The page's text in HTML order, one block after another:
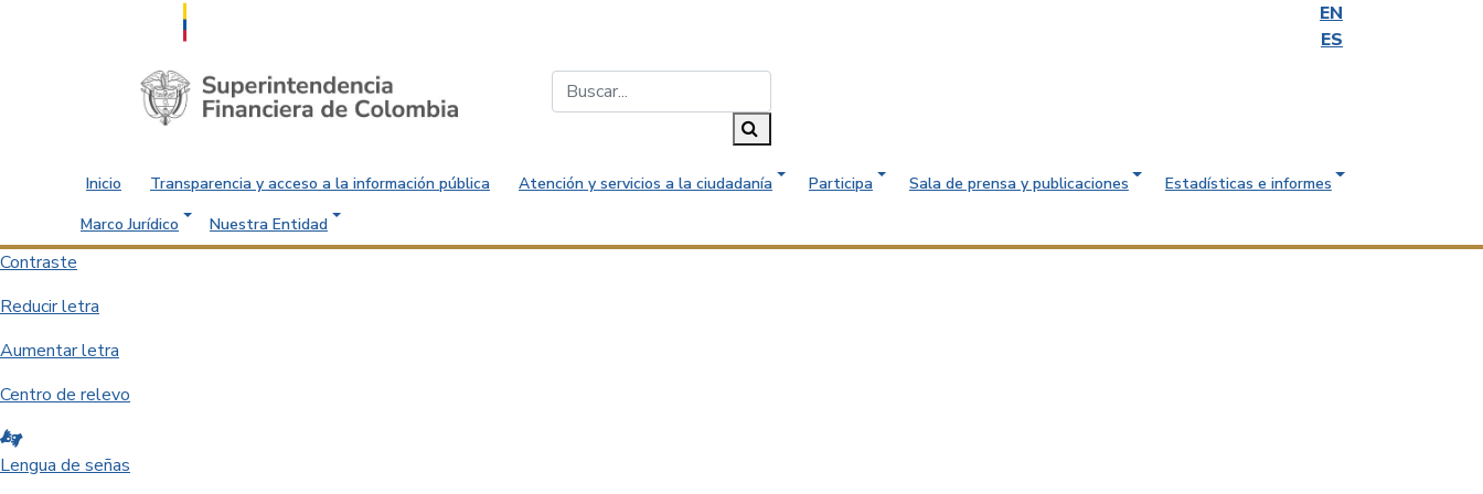
EN
ES
Saltar al contenido principal
Inicio Transparencia y acceso a la información pública Atención y servicios a la ciudadanía Participa Sala de prensa y publicaciones
Estadísticas e informes
Marco Jurídico
Nuestra Entidad
Contraste
Reducir letra
Aumentar letra
Centro de relevo
Lengua de señas